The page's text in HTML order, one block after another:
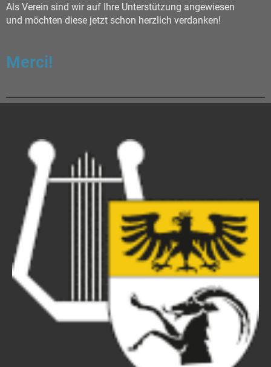
Als Verein sind wir auf Ihre Unterstützung angewiesen
und möchten diese jetzt schon herzlich verdanken!
Merci!